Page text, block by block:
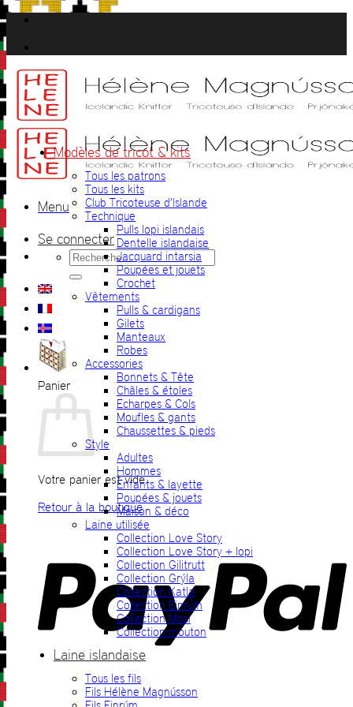
Passer
au
contenu
Menu
Se connecter
Recherche
pour :
Panier
Votre panier est vide.
Retour à la boutique
Modèles de tricot & kits
Tous les patrons
Tous les kits
Club Tricoteuse d’Islande
Technique
Pulls lopi islandais
Dentelle islandaise
Jacquard intarsia
Poupées et jouets
Crochet
Vêtements
Pulls & cardigans
Gilets
Manteaux
Robes
Accessories
Bonnets & Tête
Châles & étoles
Echarpes & Cols
Moufles & gants
Chaussettes & pieds
Style
Adultes
Hommes
Enfants & layette
Poupées & jouets
Maison & déco
Laine utilisée
Collection Love Story
Collection Love Story + lopi
Collection Gilitrutt
Collection Grýla
Collection Katla
Collection Einrúm
Collection Mosi
Collection mouton
Laine islandaise
Tous les fils
Fils Hélène Magnússon